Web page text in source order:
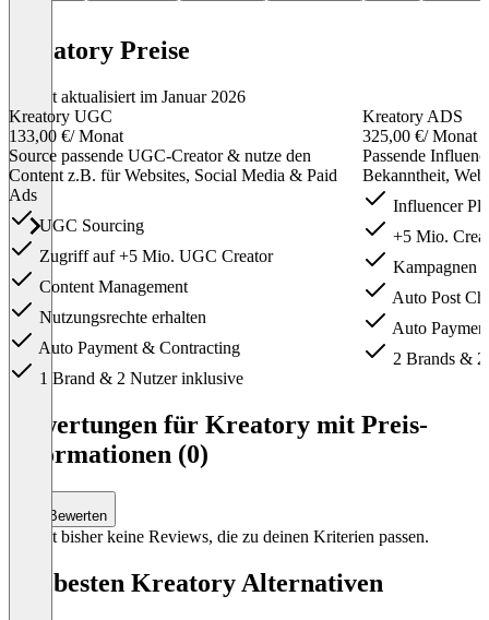
Kreatory Preise
Zuletzt aktualisiert im Januar 2026
Kreatory UGC
133,00 €/ Monat
Source passende UGC-Creator & nutze den
Content z.B. für Websites, Social Media & Paid
Ads
UGC Sourcing
Zugriff auf +5 Mio. UGC Creator
Content Management
Nutzungsrechte erhalten
Auto Payment & Contracting
1 Brand & 2 Nutzer inklusive
Kreatory ADS
325,00 €/ Monat
Passende
Bekanntheit,
Influencer
+5 Mio.
Kampagnen
Auto Post
Auto
2 Brands &
Bewertungen für Kreatory mit Preis-
Informationen (0)
Bewerten
Es gibt bisher keine Reviews, die zu deinen Kriterien passen.
Die besten Kreatory Alternativen